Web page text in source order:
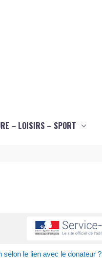
– LOISIRS – SPORT
le lien avec le donateur ?